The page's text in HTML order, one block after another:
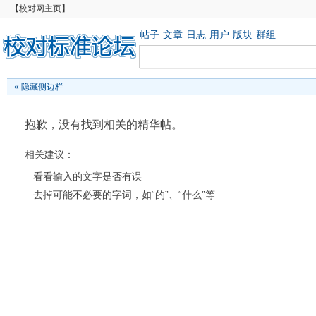
【校对网主页】
帖子 文章 日志 用户 版块 群组
« 隐藏侧边栏
抱歉，没有找到相关的精华帖。
相关建议：
看看输入的文字是否有误
去掉可能不必要的字词，如“的”、“什么”等